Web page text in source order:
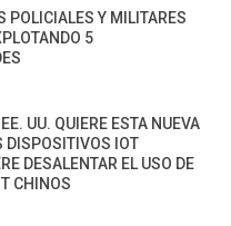
POLICIALES Y MILITARES
5
UU. QUIERE ESTA NUEVA
DISPOSITIVOS IOT
DESALENTAR EL USO DE
CHINOS